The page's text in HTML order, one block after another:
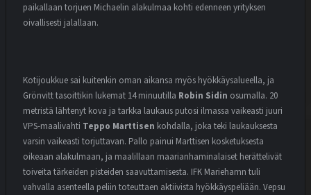
paikallaan torjuen Michaelin alakulmaa kohti edenneen yrityksen
oivallisesti jalallaan.
Kotijoukkue sai kuitenkin oman aikansa myös hyökkäysalueella, ja
Grönvitt tasoittikin lukemat 14 minuutilla Robin Sidin osumalla. 20
metristä lähtenyt kova ja tarkka laukaus putosi ilmassa vaikeasti juuri
VPS-maalivahti Teppo Marttisen kohdalla, joka teki laukauksesta
varsin vaikeasti torjuttavan. Pallo painui Marttisen kosketuksesta
oikeaan alakulmaan, ja maalillaan maarianhaminalaiset herättelivät
toiveita tärkeiden pisteiden saavuttamisesta. IFK Mariehamn tuli
vahvalla asenteella peliin toteuttaen aktiivista hyökkäyspeliään. Vepsu